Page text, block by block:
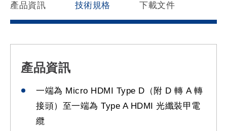
產品資訊 技術規格 下載文件
產品資訊
一端為 Micro HDMI Type D（附 D 轉 A 轉
接頭）至一端為 Type A HDMI 光纖裝甲電
纜